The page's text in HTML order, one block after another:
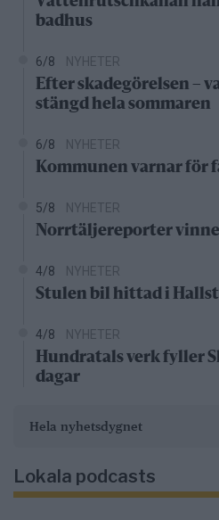
badhus
6/8 NYHETER
Efter skadegörelsen –
stängd hela sommaren
6/8 NYHETER
Kommunen varnar för
5/8 NYHETER
Norrtäljereporter
4/8 NYHETER
Stulen bil hittad i
4/8 NYHETER
Hundratals verk fyller
dagar
Hela nyhetsdygnet
Lokala podcasts